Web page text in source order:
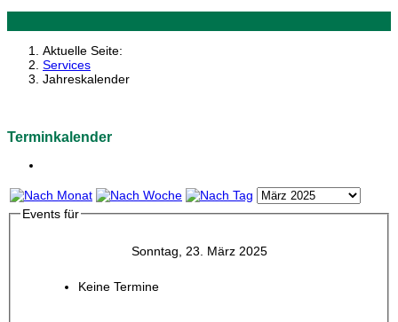
Aktuelle Seite:
Services
Jahreskalender
Terminkalender
Events für
Sonntag, 23. März 2025
Keine Termine